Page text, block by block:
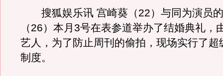
搜狐娱乐讯 宫崎葵（22）与同为演员
（26）本月3号在表参道举办了结婚典礼，
艺人，为了防止周刊的偷拍，现场实行了超
制度。